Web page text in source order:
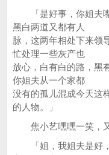
「是好事，你姐夫嘴
黑白两道又都有人
脉，这两年相处下来领
忙处理一些灰产也
放心，白有白的路，黑
你姐夫从一个家都
没有的孤儿混成今天这
的人物。」
焦小艺嘿嘿一笑，又
「姐，我姐夫是好，